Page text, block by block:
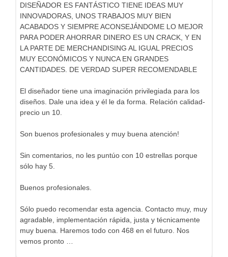
DISEÑADOR ES FANTÁSTICO TIENE IDEAS MUY
INNOVADORAS, UNOS TRABAJOS MUY BIEN
ACABADOS Y SIEMPRE ACONSEJÁNDOME LO MEJOR
PARA PODER AHORRAR DINERO ES UN CRACK, Y EN
LA PARTE DE MERCHANDISING AL IGUAL PRECIOS
MUY ECONÓMICOS Y NUNCA EN GRANDES
CANTIDADES. DE VERDAD SUPER RECOMENDABLE
El diseñador tiene una imaginación privilegiada para los
diseños. Dale una idea y él le da forma. Relación calidad-
precio un 10.
Son buenos profesionales y muy buena atención!
Sin comentarios, no les puntúo con 10 estrellas porque
sólo hay 5.
Buenos profesionales.
Sólo puedo recomendar esta agencia. Contacto muy, muy
agradable, implementación rápida, justa y técnicamente
muy buena. Haremos todo con 468 en el futuro. Nos
vemos pronto …